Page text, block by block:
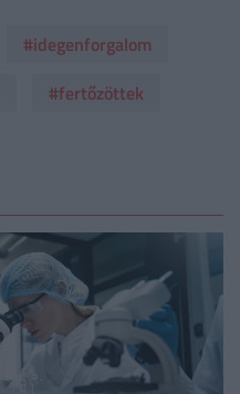
#idegenforgalom
#fertőzöttek